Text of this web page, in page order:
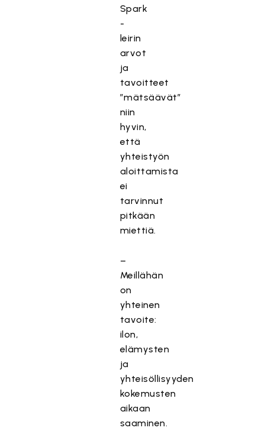
Spark
-
leirin
arvot
ja
tavoitteet
”mätsäävät”
niin
hyvin,
että
yhteistyön
aloittamista
ei
tarvinnut
pitkään
miettiä.
–
Meillähän
on
yhteinen
tavoite:
ilon,
elämysten
ja
yhteisöllisyyden
kokemusten
aikaan
saaminen.